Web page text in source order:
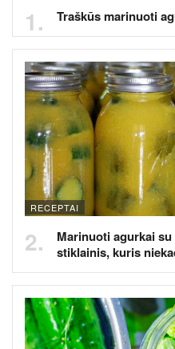
Traškūs marinuoti
RECEPTAI
Marinuoti agurkai
stiklainis, kuris